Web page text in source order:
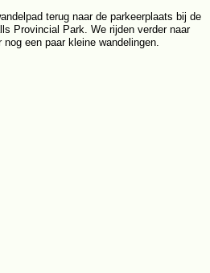
terug naar de parkeerplaats bij de
Provincial Park. We rijden verder naar
een paar kleine wandelingen.